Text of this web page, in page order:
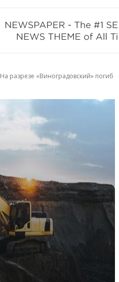
На разрезе «Виноградовский» погиб